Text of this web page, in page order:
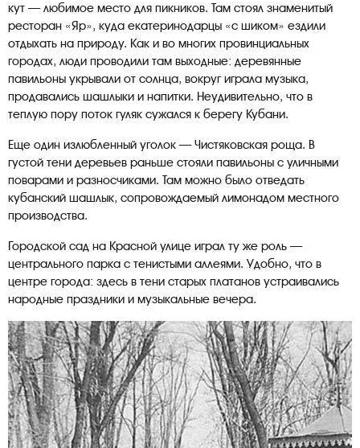
кут — любимое место для пикников. Там стоял знаменитый
ресторан «Яр», куда екатеринодарцы «с шиком» ездили
отдыхать на природу. Как и во многих провинциальных
городах, люди проводили там выходные: деревянные
павильоны укрывали от солнца, вокруг играла музыка,
продавались шашлыки и напитки. Неудивительно, что в
теплую пору поток гуляк сужался к берегу Кубани.
Еще один излюбленный уголок — Чистяковская роща. В
густой тени деревьев раньше стояли павильоны с уличными
поварами и разносчиками. Там можно было отведать
кубанский шашлык, сопровождаемый лимонадом местного
производства.
Городской сад на Красной улице играл ту же роль —
центрального парка с тенистыми аллеями. Удобно, что в
центре города: здесь в тени старых платанов устраивались
народные праздники и музыкальные вечера.